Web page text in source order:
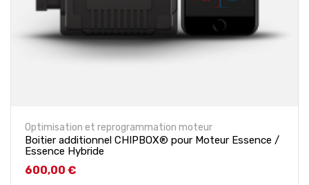
Optimisation et reprogrammation moteur
Boitier additionnel CHIPBOX® pour Moteur Essence /
Essence Hybride
Prix
600,00 €